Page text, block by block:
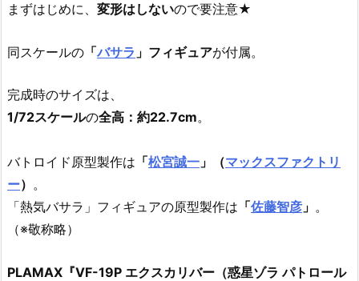
まずはじめに、 変形はしないので要注意★
同スケールの 「バサラ 」フィギュアが付属。
完成時のサイズは、
1/72スケールの全高：約22.7cm。
バトロイド原型製作は 「松宮誠一 」（マックスファクトリ
ー） 。
「熱気バサラ」フィギュアの原型製作は 「佐藤智彦 」 。
（※敬称略）
PLAMAX『VF-19P エクスカリバー（惑星ゾラ パトロール